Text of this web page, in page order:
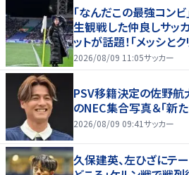
｢なんだこの最強コン
生観戦した仲良しサッ
ットが話題！｢メッシと
くちゃ可愛い｣
2026/08/09 11:05サッカー
PSV移籍決定の佐野航
のNEC集合写真＆「新
2026/08/09 09:41サッカー
久保建英、左ひざにテ